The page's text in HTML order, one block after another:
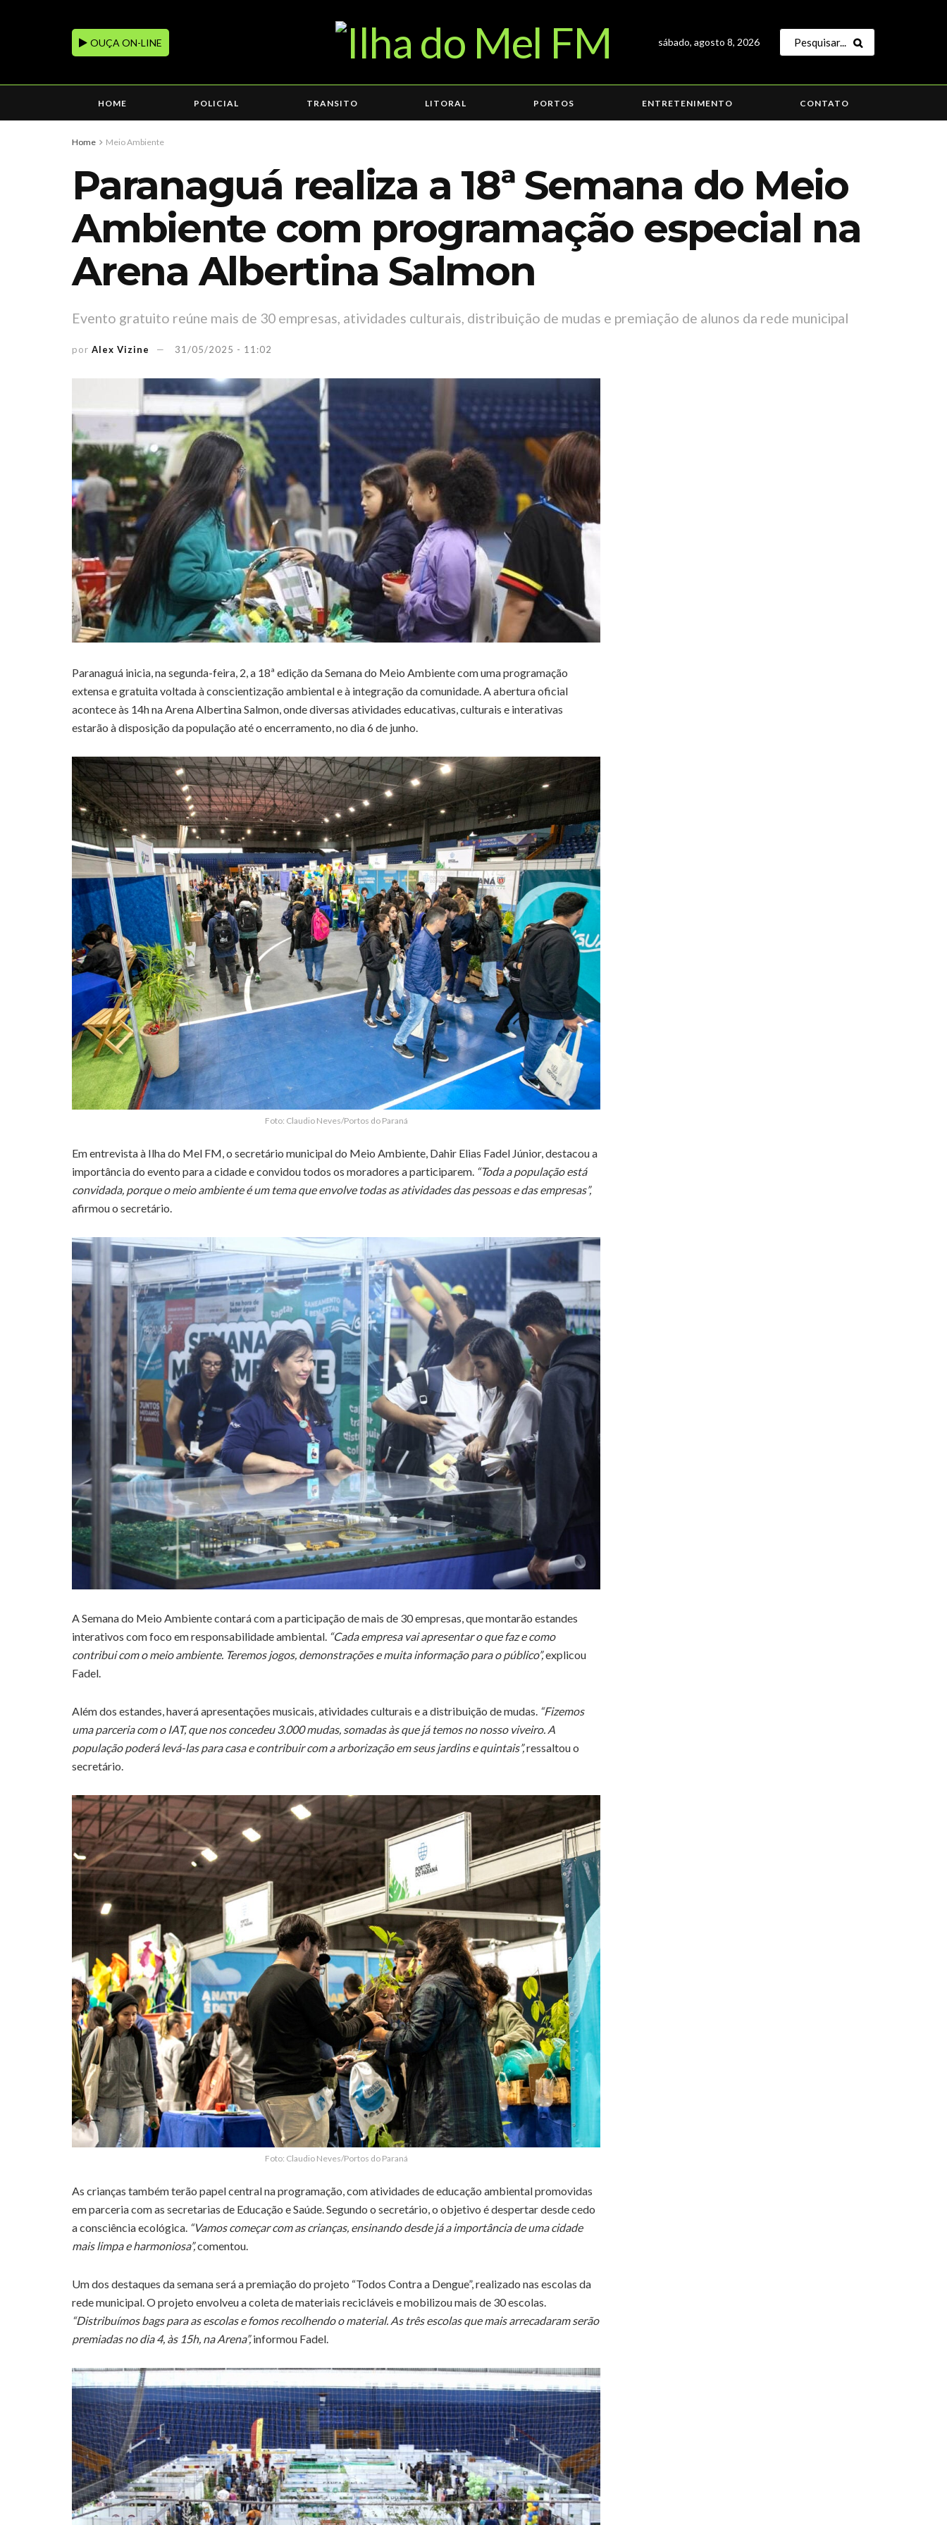
OUÇA ON-LINE sábado, agosto 8, 2026
HOME POLICIAL TRANSITO LITORAL PORTOS ENTRETENIMENTO CONTATO
Home Meio Ambiente
Paranaguá realiza a 18ª Semana do Meio
Ambiente com programação especial na
Arena Albertina Salmon
Evento gratuito reúne mais de 30 empresas, atividades culturais, distribuição de mudas e premiação de alunos da rede municipal
por Alex Vizine 31/05/2025 - 11:02
Paranaguá inicia, na segunda-feira, 2, a 18ª edição da Semana do Meio Ambiente com uma programação
extensa e gratuita voltada à conscientização ambiental e à integração da comunidade. A abertura oficial
acontece às 14h na Arena Albertina Salmon, onde diversas atividades educativas, culturais e interativas
estarão à disposição da população até o encerramento, no dia 6 de junho.
Foto: Claudio Neves/Portos do Paraná
Em entrevista à Ilha do Mel FM, o secretário municipal do Meio Ambiente, Dahir Elias Fadel Júnior, destacou a
importância do evento para a cidade e convidou todos os moradores a participarem. “Toda a população está
convidada, porque o meio ambiente é um tema que envolve todas as atividades das pessoas e das empresas”,
afirmou o secretário.
A Semana do Meio Ambiente contará com a participação de mais de 30 empresas, que montarão estandes
interativos com foco em responsabilidade ambiental. “Cada empresa vai apresentar o que faz e como
contribui com o meio ambiente. Teremos jogos, demonstrações e muita informação para o público”,explicou
Fadel.
Além dos estandes, haverá apresentações musicais, atividades culturais e a distribuição de mudas. “Fizemos
uma parceria com o IAT, que nos concedeu 3.000 mudas, somadas às que já temos no nosso viveiro. A
população poderá levá-las para casa e contribuir com a arborização em seus jardins e quintais”,ressaltou o
secretário.
Foto: Claudio Neves/Portos do Paraná
As crianças também terão papel central na programação, com atividades de educação ambiental promovidas
em parceria com as secretarias de Educação e Saúde. Segundo o secretário, o objetivo é despertar desde cedo
a consciência ecológica. “Vamos começar com as crianças, ensinando desde já a importância de uma cidade
mais limpa e harmoniosa”,comentou.
Um dos destaques da semana será a premiação do projeto “Todos Contra a Dengue”, realizado nas escolas da
rede municipal. O projeto envolveu a coleta de materiais recicláveis e mobilizou mais de 30 escolas.
“Distribuímos bags para as escolas e fomos recolhendo o material. As três escolas que mais arrecadaram serão
premiadas no dia 4, às 15h, na Arena”,informou Fadel.